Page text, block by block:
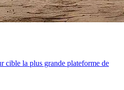
cible la plus grande plateforme de